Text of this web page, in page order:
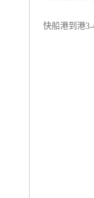
快船港到港